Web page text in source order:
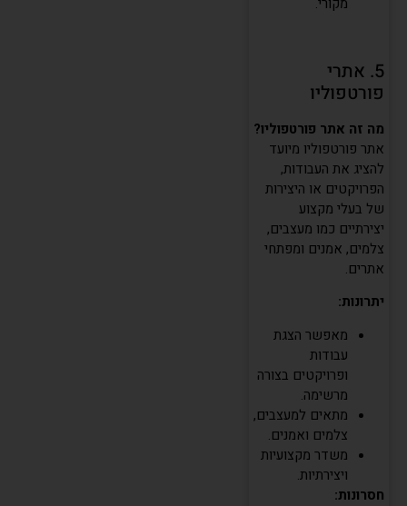
5. אתרי
פורטפוליו
מה זה אתר פורטפוליו?
אתר פורטפוליו מיועד
להציג את העבודות,
הפרויקטים או היצירות
של בעלי מקצוע
יצירתיים כמו מעצבים,
צלמים, אמנים ומפתחי
אתרים.
יתרונות:
מאפשר הצגת
עבודות
ופרויקטים בצורה
מרשימה.
מתאים למעצבים,
צלמים ואמנים.
משדר מקצועיות
ויצירתיות.
חסרונות: